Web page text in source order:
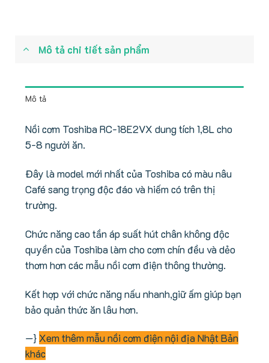
Mô tả chi tiết sản phẩm
Mô tả
Nồi cơm Toshiba RC-18E2VX dung tích 1,8L cho
5-8 người ăn.
Đây là model mới nhất của Toshiba có màu nâu
Café sang trọng độc đáo và hiếm có trên thị
trường.
Chức năng cao tần áp suất hút chân không độc
quyền của Toshiba làm cho cơm chín đều và dẻo
thơm hơn các mẫu nồi cơm điện thông thường.
Kết hợp với chức năng nấu nhanh,giữ ấm giúp bạn
bảo quản thức ăn lâu hơn.
—} Xem thêm mẫu nồi cơm điện nội địa Nhật Bản
khác